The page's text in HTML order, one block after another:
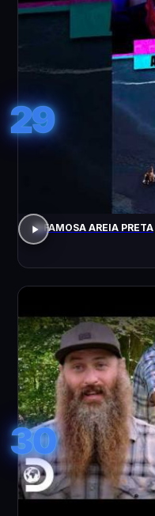
29
A FAMOSA AREIA PRETA
30